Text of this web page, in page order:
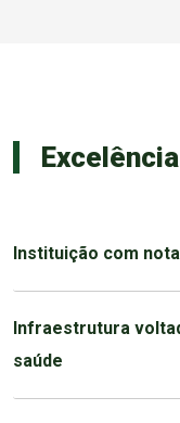
Instituição com
Infraestrutura
saúde